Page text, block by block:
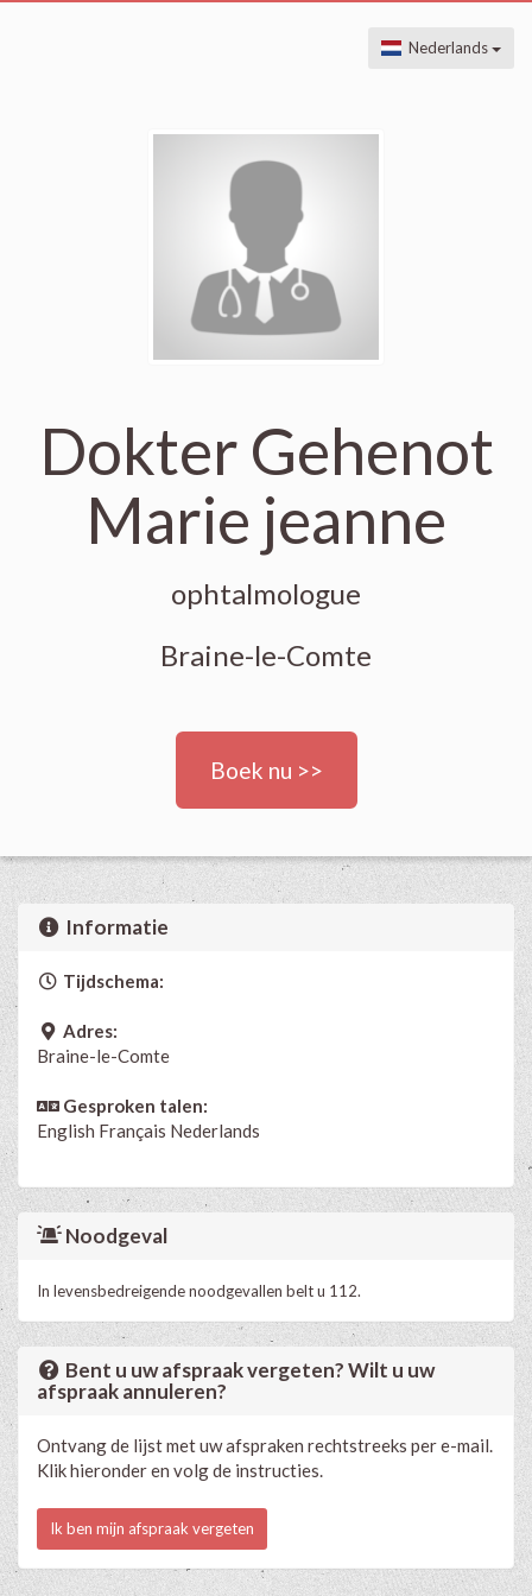
Nederlands
Dokter Gehenot
Marie jeanne
ophtalmologue
Braine-le-Comte
Boek nu >>
Informatie
Tijdschema:
Adres:
Braine-le-Comte
Gesproken talen:
English Français Nederlands
Noodgeval
In levensbedreigende noodgevallen belt u 112.
Bent u uw afspraak vergeten? Wilt u uw
afspraak annuleren?
Ontvang de lijst met uw afspraken rechtstreeks per e-mail.
Klik hieronder en volg de instructies.
Ik ben mijn afspraak vergeten